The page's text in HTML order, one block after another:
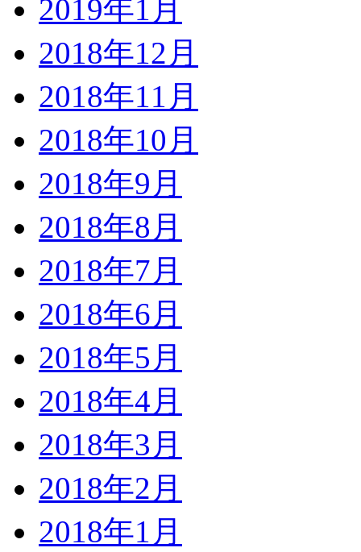
2019年1月
2018年12月
2018年11月
2018年10月
2018年9月
2018年8月
2018年7月
2018年6月
2018年5月
2018年4月
2018年3月
2018年2月
2018年1月